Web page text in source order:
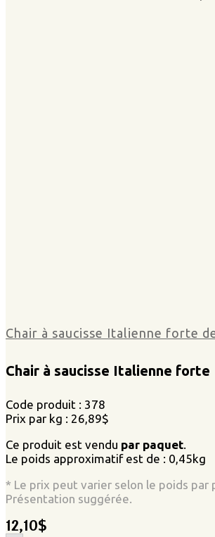
Chair à saucisse Italienne forte
Chair à saucisse Italienne forte
Code produit : 378
Prix par kg : 26,89$
Ce produit est vendu par paquet.
Le poids approximatif est de : 0,45kg
* Le prix peut varier selon le poids par
Présentation suggérée.
12,10$